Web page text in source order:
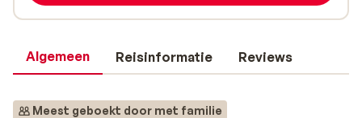
Algemeen Reisinformatie Reviews
Meest geboekt door met familie